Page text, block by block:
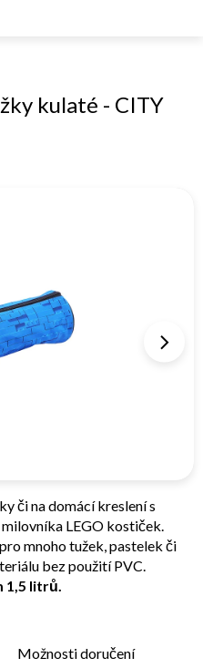
kulaté - CITY
Možnosti doručení
či na domácí kreslení s
LEGO kostiček.
mnoho tužek, pastelek či
bez použití PVC.
1,5 litrů.